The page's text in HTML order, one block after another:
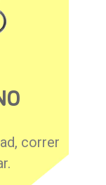
correr